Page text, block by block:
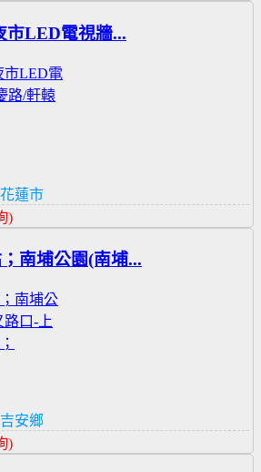
市LED電視牆...
蓮市
)
南埔公園(南埔...
安鄉
)